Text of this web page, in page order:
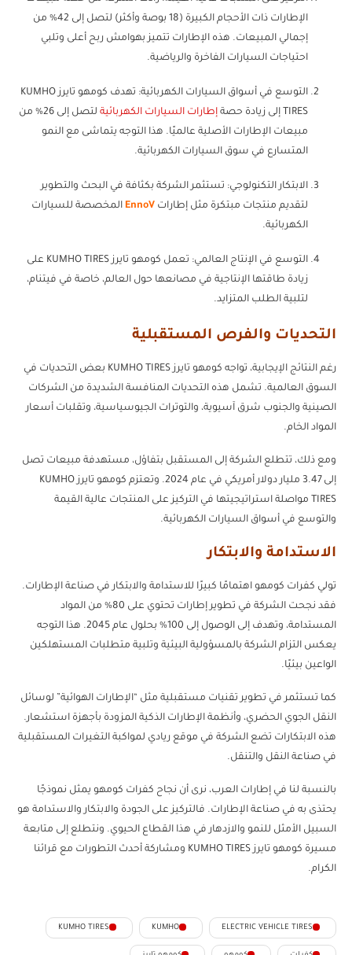
الإطارات ذات الأحجام الكبيرة (18 بوصة وأكثر) لتصل إلى 42% من
إجمالي المبيعات. هذه الإطارات تتميز بهوامش ربح أعلى وتلبي
احتياجات السيارات الفاخرة والرياضية.
التوسع في أسواق السيارات الكهربائية: تهدف كومهو تايرز KUMHO
TIRES إلى زيادة حصة
إطارات السيارات الكهربائية
لتصل إلى 26% من
مبيعات الإطارات الأصلية عالميًا. هذا التوجه يتماشى مع النمو
المتسارع في سوق السيارات الكهربائية.
الابتكار التكنولوجي: تستثمر الشركة بكثافة في البحث والتطوير
لتقديم منتجات مبتكرة مثل إطارات
المخصصة للسيارات
الكهربائية.
التوسع في الإنتاج العالمي: تعمل كومهو تايرز KUMHO TIRES على
زيادة طاقتها الإنتاجية في مصانعها حول العالم، خاصة في فيتنام،
لتلبية الطلب المتزايد.
التحديات والفرص المستقبلية
رغم النتائج الإيجابية، تواجه كومهو تايرز KUMHO TIRES بعض التحديات في
السوق العالمية. تشمل هذه التحديات المنافسة الشديدة من الشركات
الصينية والجنوب شرق آسيوية، والتوترات الجيوسياسية، وتقلبات أسعار
المواد الخام.
ومع ذلك، تتطلع الشركة إلى المستقبل بتفاؤل، مستهدفة مبيعات تصل
إلى 3.47 مليار دولار أمريكي في عام 2024. وتعتزم كومهو تايرز KUMHO
TIRES مواصلة استراتيجيتها في التركيز على المنتجات عالية القيمة
والتوسع في أسواق السيارات الكهربائية.
الاستدامة والابتكار
تولي كفرات كومهو اهتمامًا كبيرًا للاستدامة والابتكار في صناعة الإطارات.
فقد نجحت الشركة في تطوير إطارات تحتوي على 80% من المواد
المستدامة، وتهدف إلى الوصول إلى 100% بحلول عام 2045. هذا التوجه
يعكس التزام الشركة بالمسؤولية البيئية وتلبية متطلبات المستهلكين
الواعين بيئيًا.
كما تستثمر في تطوير تقنيات مستقبلية مثل “الإطارات الهوائية” لوسائل
النقل الجوي الحضري، وأنظمة الإطارات الذكية المزودة بأجهزة استشعار.
هذه الابتكارات تضع الشركة في موقع ريادي لمواكبة التغيرات المستقبلية
في صناعة النقل والتنقل.
بالنسبة لنا في إطارات العرب، نرى أن نجاح كفرات كومهو يمثل نموذجًا
يحتذى به في صناعة الإطارات. فالتركيز على الجودة والابتكار والاستدامة هو
السبيل الأمثل للنمو والازدهار في هذا القطاع الحيوي. ونتطلع إلى متابعة
مسيرة كومهو تايرز KUMHO TIRES ومشاركة أحدث التطورات مع قرائنا
الكرام.
ELECTRIC VEHICLE TIRES
KUMHO
KUMHO TIRES